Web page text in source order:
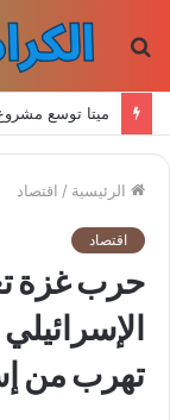
الرئيسية / اقتصاد
اقتصاد
حرب غزة
تهرب من